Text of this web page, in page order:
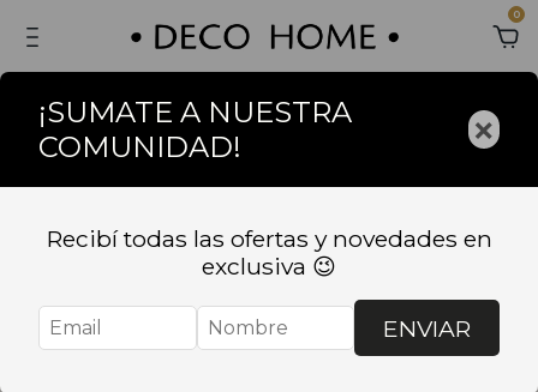
0
Inicio . TEXTIL . CAMINOS DE MESA
CAMINOS DE MESA
Filtrar
¡SUMATE A NUESTRA
COMUNIDAD!
×
Recibí todas las ofertas y novedades en
exclusiva 😉
ENVIAR